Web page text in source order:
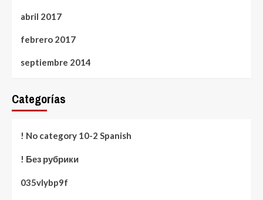
abril 2017
febrero 2017
septiembre 2014
Categorías
! No category 10-2 Spanish
! Без рубрики
035vlybp9f